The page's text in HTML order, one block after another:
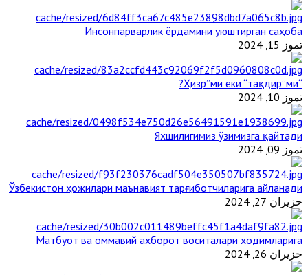
Инсонпарварлик ёрдамини уюштирган саҳоба
تموز 15, 2024
“Ҳизр”ми ёки “тақдир”ми?
تموز 10, 2024
Яхшилигимиз ўзимизга қайтади
تموز 09, 2024
Ўзбекистон ҳожилари маънавият тарғиботчиларига айланади
حزيران 27, 2024
Матбуот ва оммавий ахборот воситалари ходимларига
حزيران 26, 2024